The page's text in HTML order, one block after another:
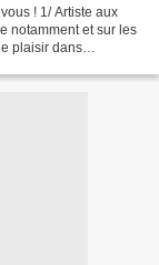
! 1/ Artiste aux
notamment et sur les
plaisir dans